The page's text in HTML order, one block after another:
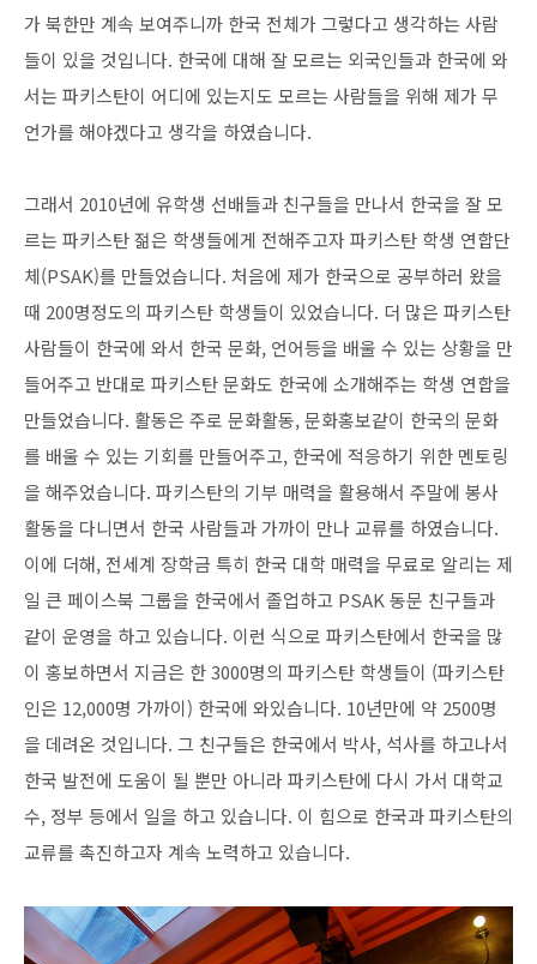
가 북한만 계속 보여주니까 한국 전체가 그렇다고 생각하는 사람
들이 있을 것입니다. 한국에 대해 잘 모르는 외국인들과 한국에 와
서는 파키스탄이 어디에 있는지도 모르는 사람들을 위해 제가 무
언가를 해야겠다고 생각을 하였습니다.
그래서 2010년에 유학생 선배들과 친구들을 만나서 한국을 잘 모
르는 파키스탄 젊은 학생들에게 전해주고자 파키스탄 학생 연합단
체(PSAK)를 만들었습니다. 처음에 제가 한국으로 공부하러 왔을
때 200명정도의 파키스탄 학생들이 있었습니다. 더 많은 파키스탄
사람들이 한국에 와서 한국 문화, 언어등을 배울 수 있는 상황을 만
들어주고 반대로 파키스탄 문화도 한국에 소개해주는 학생 연합을
만들었습니다. 활동은 주로 문화활동, 문화홍보같이 한국의 문화
를 배울 수 있는 기회를 만들어주고, 한국에 적응하기 위한 멘토링
을 해주었습니다. 파키스탄의 기부 매력을 활용해서 주말에 봉사
활동을 다니면서 한국 사람들과 가까이 만나 교류를 하였습니다.
이에 더해, 전세계 장학금 특히 한국 대학 매력을 무료로 알리는 제
일 큰 페이스북 그룹을 한국에서 졸업하고 PSAK 동문 친구들과
같이 운영을 하고 있습니다. 이런 식으로 파키스탄에서 한국을 많
이 홍보하면서 지금은 한 3000명의 파키스탄 학생들이 (파키스탄
인은 12,000명 가까이) 한국에 와있습니다. 10년만에 약 2500명
을 데려온 것입니다. 그 친구들은 한국에서 박사, 석사를 하고나서
한국 발전에 도움이 될 뿐만 아니라 파키스탄에 다시 가서 대학교
수, 정부 등에서 일을 하고 있습니다. 이 힘으로 한국과 파키스탄의
교류를 촉진하고자 계속 노력하고 있습니다.